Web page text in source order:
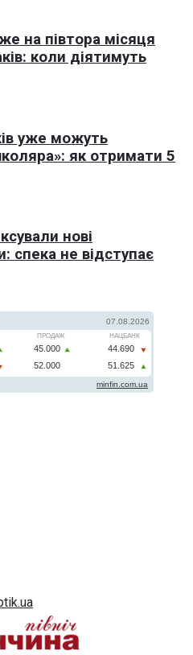
на півтора місяця
коли діятимуть
уже можуть
як отримати 5
нові
спека не відступає